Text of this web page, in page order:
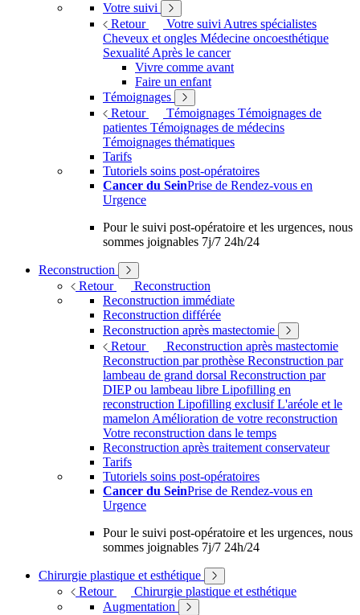
Votre suivi
Retour
Votre suivi Autres spécialistes
Cheveux et ongles Médecine oncoesthétique
Sexualité Après le cancer
Vivre comme avant
Faire un enfant
Témoignages
Retour
Témoignages Témoignages de
patientes Témoignages de médecins
Témoignages thématiques
Tarifs
Tutoriels soins post-opératoires
Cancer du SeinPrise de Rendez-vous en
Urgence
Pour le suivi post-opératoire et les urgences, nous
sommes joignables 7j/7 24h/24
Reconstruction
Retour
Reconstruction
Reconstruction immédiate
Reconstruction différée
Reconstruction après mastectomie
Retour
Reconstruction après mastectomie
Reconstruction par prothèse Reconstruction par
lambeau de grand dorsal Reconstruction par
DIEP ou lambeau libre Lipofilling en
reconstruction Lipofilling exclusifL'aréole et le
mamelon Amélioration de votre reconstruction
Votre reconstruction dans le temps
Reconstruction après traitement conservateur
Tarifs
Tutoriels soins post-opératoires
Cancer du SeinPrise de Rendez-vous en
Urgence
Pour le suivi post-opératoire et les urgences, nous
sommes joignables 7j/7 24h/24
Chirurgie plastique et esthétique
Retour
Chirurgie plastique et esthétique
Augmentation